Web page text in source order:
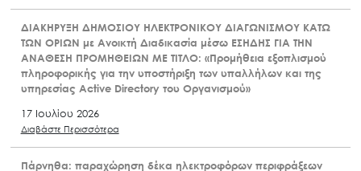
ΔΙΑΚΗΡΥΞΗ ΔΗΜΟΣΙΟΥ ΗΛΕΚΤΡΟΝΙΚΟΥ ΔΙΑΓΩΝΙΣΜΟΥ ΚΑΤΩ
ΤΩΝ ΟΡΙΩΝ με Ανοικτή Διαδικασία μέσω ΕΣΗΔΗΣ ΓΙΑ ΤΗΝ
ΑΝΑΘΕΣΗ ΠΡΟΜΗΘΕΙΩΝ ΜΕ ΤΙΤΛΟ: «Προμήθεια εξοπλισμού
πληροφορικής για την υποστήριξη των υπαλλήλων και της
υπηρεσίας Active Directory του Οργανισμού»
17 Ιουλίου 2026
Διαβάστε Περισσότερα
Πάρνηθα: παραχώρηση δέκα ηλεκτροφόρων περιφράξεων